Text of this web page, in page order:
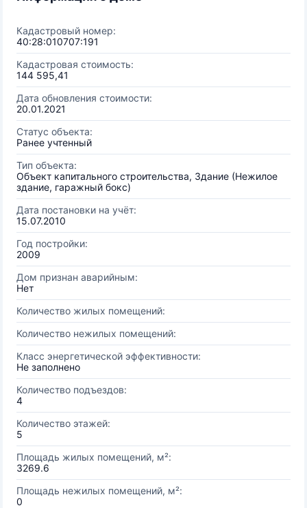
Кадастровый номер:
40:28:010707:191
Кадастровая стоимость:
144 595,41
Дата обновления стоимости:
20.01.2021
Статус объекта:
Ранее учтенный
Тип объекта:
Объект капитального строительства, Здание (Нежилое
здание, гаражный бокс)
Дата постановки на учёт:
15.07.2010
Год постройки:
2009
Дом признан аварийным:
Нет
Количество жилых помещений:
Количество нежилых помещений:
Класс энергетической эффективности:
Не заполнено
Количество подъездов:
4
Количество этажей:
5
Площадь жилых помещений, м²:
3269.6
Площадь нежилых помещений, м²:
0